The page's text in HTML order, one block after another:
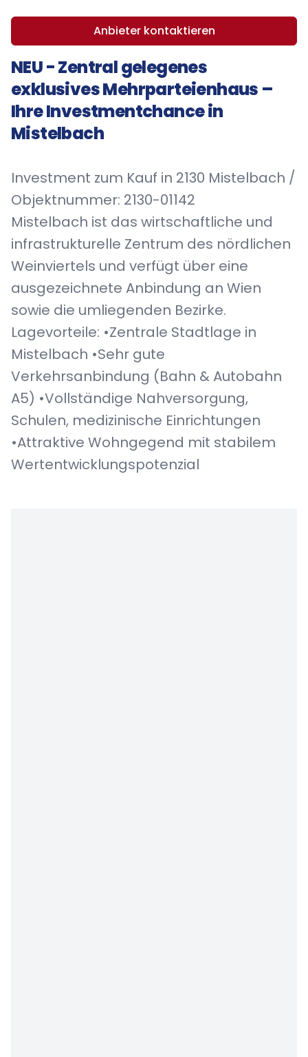
Anbieter kontaktieren
NEU - Zentral gelegenes
exklusives Mehrparteienhaus –
Ihre Investmentchance in
Mistelbach
Investment zum Kauf in 2130 Mistelbach /
Objektnummer: 2130-01142
Mistelbach ist das wirtschaftliche und
infrastrukturelle Zentrum des nördlichen
Weinviertels und verfügt über eine
ausgezeichnete Anbindung an Wien
sowie die umliegenden Bezirke.
Lagevorteile: •Zentrale Stadtlage in
Mistelbach •Sehr gute
Verkehrsanbindung (Bahn & Autobahn
A5) •Vollständige Nahversorgung,
Schulen, medizinische Einrichtungen
•Attraktive Wohngegend mit stabilem
Wertentwicklungspotenzial